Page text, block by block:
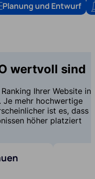
Planung und Entwurf
wertvoll sind
Ihrer Website in
Je mehr hochwertige
ist es, dass
höher platziert